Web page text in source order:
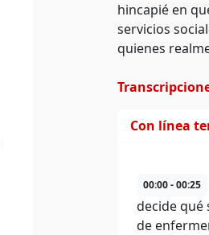
hincapié en
servicios
quienes
Con línea
00:00 - 00:25
decide qué
de